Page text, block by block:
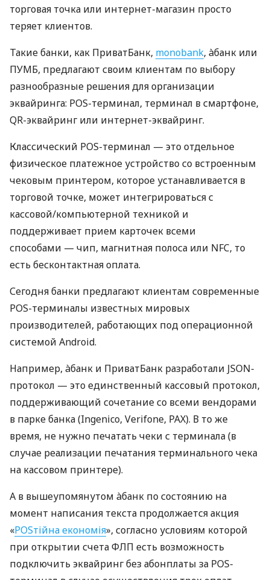
торговая точка или интернет-магазин просто
теряет клиентов.
Такие банки, как ПриватБанк, monobank, àбанк или
ПУМБ, предлагают своим клиентам по выбору
разнообразные решения для организации
эквайринга: POS-терминал, терминал в смартфоне,
QR-эквайринг или интернет-эквайринг.
Классический POS-терминал — это отдельное
физическое платежное устройство со встроенным
чековым принтером, которое устанавливается в
торговой точке, может интегрироваться с
кассовой/компьютерной техникой и
поддерживает прием карточек всеми
способами — чип, магнитная полоса или NFC, то
есть бесконтактная оплата.
Сегодня банки предлагают клиентам современные
POS-терминалы известных мировых
производителей, работающих под операционной
системой Android.
Например, àбанк и ПриватБанк разработали JSON-
протокол — это единственный кассовый протокол,
поддерживающий сочетание со всеми вендорами
в парке банка (Ingenico, Verifone, PAX). В то же
время, не нужно печатать чеки с терминала (в
случае реализации печатания терминального чека
на кассовом принтере).
А в вышеупомянутом àбанк по состоянию на
момент написания текста продолжается акция
«POSтійна економія», согласно условиям которой
при открытии счета ФЛП есть возможность
подключить эквайринг без абонплаты за POS-